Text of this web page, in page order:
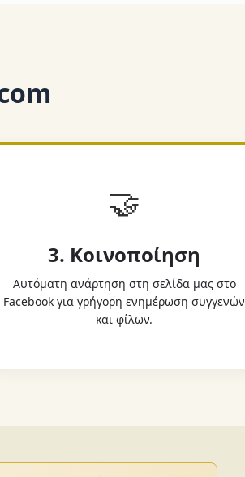
🤝
3. Κοινοποίηση
Αυτόματη ανάρτηση στη σελίδα μας στο
Facebook για γρήγορη ενημέρωση συγγενών
και φίλων.